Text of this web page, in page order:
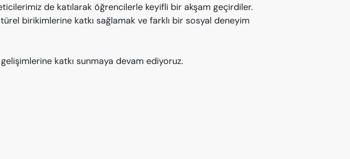
de katılarak öğrencilerle keyifli bir akşam geçirdiler.
birikimlerine katkı sağlamak ve farklı bir sosyal deneyim
katkı sunmaya devam ediyoruz.